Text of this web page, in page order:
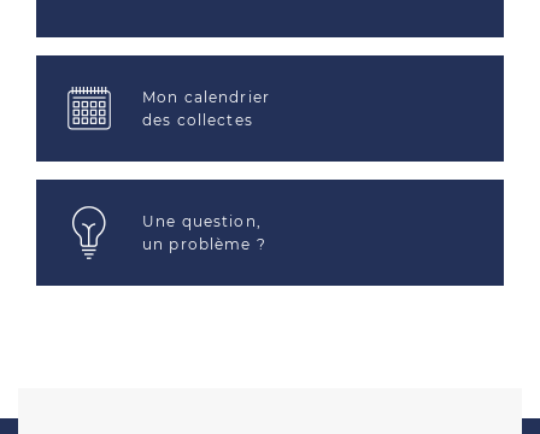
Mon calendrier
des collectes
Une question,
un problème ?